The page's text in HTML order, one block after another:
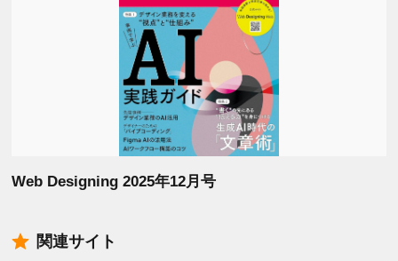
Web Designing 2025年12月号
関連サイト